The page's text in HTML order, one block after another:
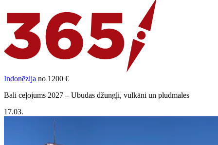
Indonēzija no 1200 €
Bali ceļojums 2027 – Ubudas džungļi, vulkāni un pludmales
17.03.